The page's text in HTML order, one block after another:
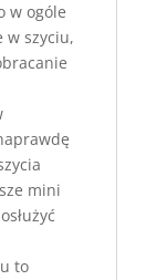
w ogóle
w szyciu,
mini
to